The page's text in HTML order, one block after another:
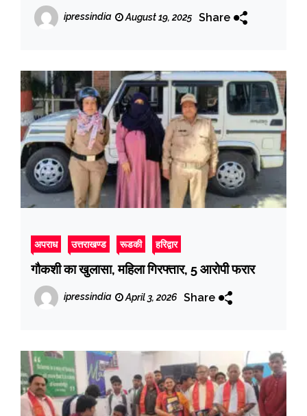
सराहना की
ipressindia August 19, 2025 Share
अपराध उत्तराखण्ड रूडकी हरिद्वार
गौकशी का खुलासा, महिला गिरफ्तार, 5 आरोपी फरार
ipressindia April 3, 2026 Share